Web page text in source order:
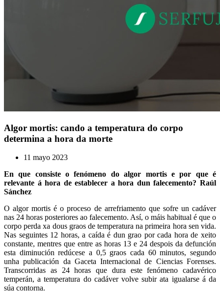
Algor mortis: cando a temperatura do corpo
determina a hora da morte
11 mayo 2023
En que consiste o fenómeno do algor mortis e por que é
relevante á hora de establecer a hora dun falecemento? Raúl
Sánchez
O algor mortis é o proceso de arrefriamento que sofre un cadáver
nas 24 horas posteriores ao falecemento. Así, o máis habitual é que o
corpo perda xa dous graos de temperatura na primeira hora sen vida.
Nas seguintes 12 horas, a caída é dun grao por cada hora de xeito
constante, mentres que entre as horas 13 e 24 despois da defunción
esta diminución redúcese a 0,5 graos cada 60 minutos, segundo
unha publicación da Gaceta Internacional de Ciencias Forenses.
Transcorridas as 24 horas que dura este fenómeno cadavérico
temperán, a temperatura do cadáver volve subir ata igualarse á da
súa contorna.